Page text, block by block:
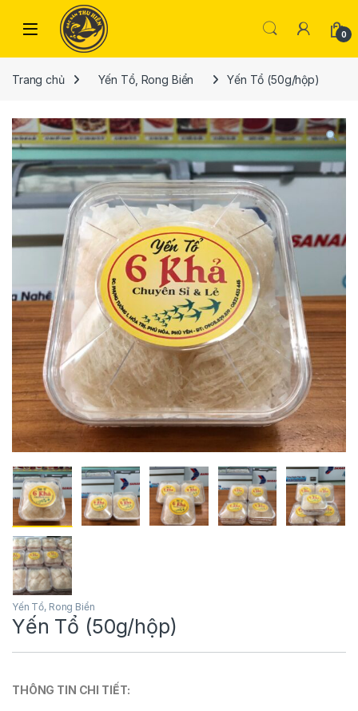
Skip to navigation
Skip to content
Open 0
Trang chủ Yến Tổ, Rong Biển Yến Tổ (50g/hộp)
Yến Tổ, Rong Biển
Yến Tổ (50g/hộp)
THÔNG TIN CHI TIẾT: